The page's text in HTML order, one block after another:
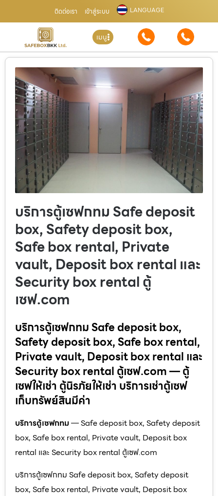
ติดต่อเรา เข้าสู่ระบบ LANGUAGE
เมนู
บริการตู้เซฟกทม Safe deposit
box, Safety deposit box,
Safe box rental, Private
vault, Deposit box rental และ
Security box rental ตู้
เซฟ.com
บริการตู้เซฟกทม Safe deposit box,
Safety deposit box, Safe box rental,
Private vault, Deposit box rental และ
Security box rental ตู้เซฟ.com — ตู้
เซฟให้เช่า ตู้นิรภัยให้เช่า บริการเช่าตู้เซฟ
เก็บทรัพย์สินมีค่า
บริการตู้เซฟกทม— Safe deposit box, Safety deposit
box, Safe box rental, Private vault, Deposit box
rental และ Security box rental ตู้เซฟ.com
บริการตู้เซฟกทม Safe deposit box, Safety deposit
box, Safe box rental, Private vault, Deposit box